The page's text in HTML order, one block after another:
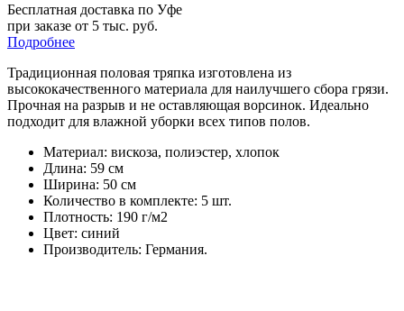
Бесплатная доставка по Уфе
при заказе от 5 тыс. руб.
Подробнее
Традиционная половая тряпка изготовлена из
высококачественного материала для наилучшего сбора грязи.
Прочная на разрыв и не оставляющая ворсинок. Идеально
подходит для влажной уборки всех типов полов.
Материал: вискоза, полиэстер, хлопок
Длина: 59 см
Ширина: 50 см
Количество в комплекте: 5 шт.
Плотность: 190 г/м2
Цвет: синий
Производитель: Германия.